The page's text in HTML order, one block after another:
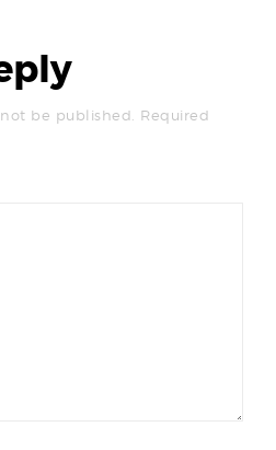
be published.
Required